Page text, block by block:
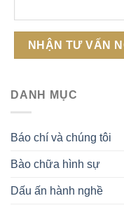
DANH MỤC
Báo chí và chúng tôi
Bào chữa hình sự
Dấu ấn hành nghề